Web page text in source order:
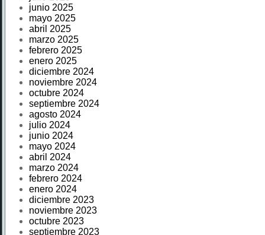
junio 2025
mayo 2025
abril 2025
marzo 2025
febrero 2025
enero 2025
diciembre 2024
noviembre 2024
octubre 2024
septiembre 2024
agosto 2024
julio 2024
junio 2024
mayo 2024
abril 2024
marzo 2024
febrero 2024
enero 2024
diciembre 2023
noviembre 2023
octubre 2023
septiembre 2023